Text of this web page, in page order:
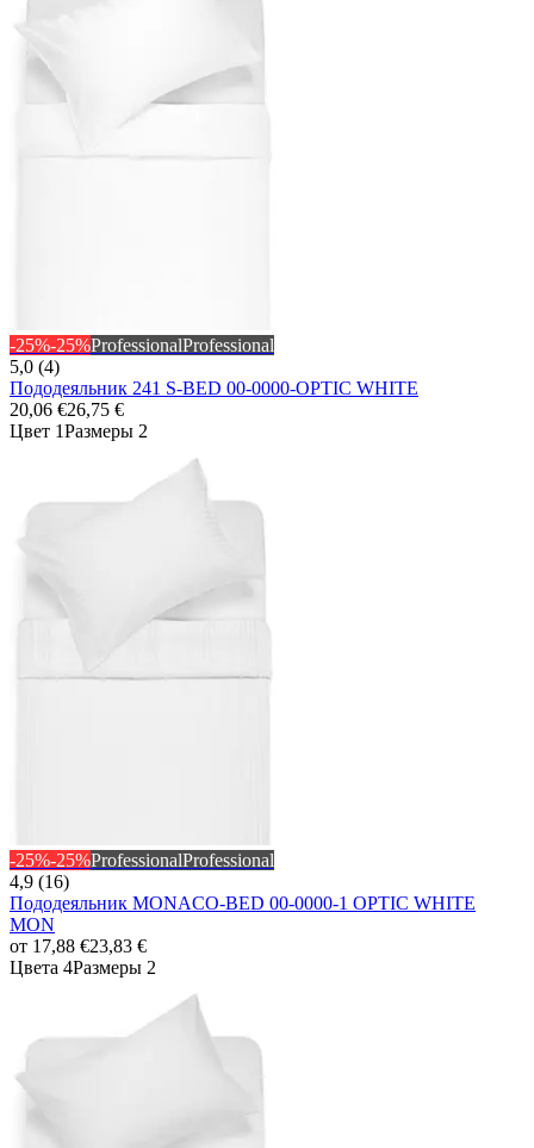
-25%-25%ProfessionalProfessional
5,0 (4)
Пододеяльник 241 S-BED 00-0000-OPTIC WHITE
20,06 €26,75 €
Цвет 1Размеры 2
-25%-25%ProfessionalProfessional
4,9 (16)
Пододеяльник MONACO-BED 00-0000-1 OPTIC WHITE
MON
от 17,88 €23,83 €
Цвета 4Размеры 2